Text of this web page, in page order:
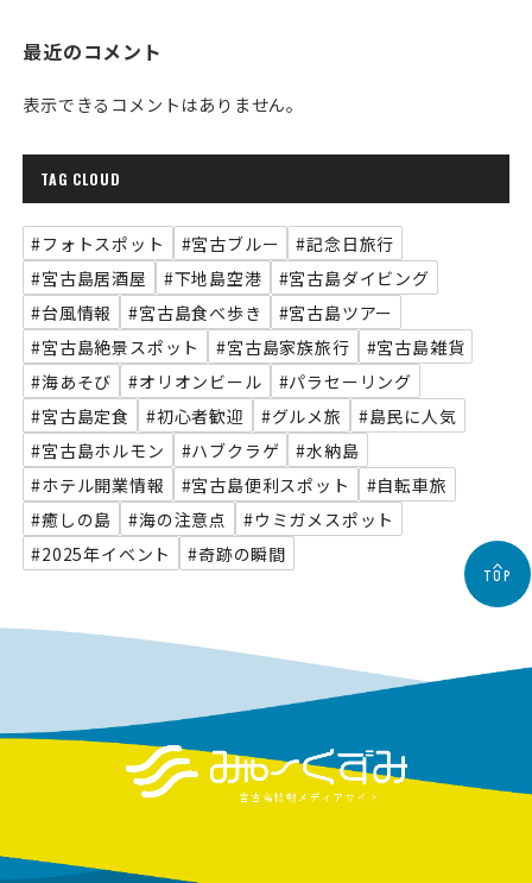
最近のコメント
表示できるコメントはありません。
TAG CLOUD
#フォトスポット #宮古ブルー
#記念日旅行
#宮古島居酒屋
#下地島空港
#宮古島ダイビング
#台風情報
#宮古島食べ歩き
#宮古島ツアー
#宮古島絶景スポット
#宮古島家族旅行
#宮古島雑貨
#海あそび
#オリオンビール
#パラセーリング
#宮古島定食
#初心者歓迎 #グルメ旅
#島民に人気
#宮古島ホルモン
#ハブクラゲ
#水納島
#ホテル開業情報
#宮古島便利スポット
#自転車旅
#癒しの島
#海の注意点
#ウミガメスポット
#2025年イベント
#奇跡の瞬間
TOP